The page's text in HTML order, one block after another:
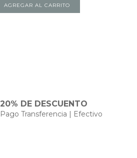
AGREGAR AL CARRITO
20% DE DESCUENTO
Pago Transferencia | Efectivo